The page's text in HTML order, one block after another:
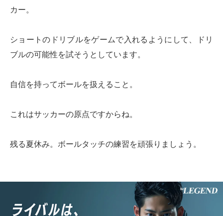
カー。
ショートのドリブルをゲームで入れるようにして、ドリ
ブルの可能性を試そうとしています。
自信を持ってボールを扱えること。
これはサッカーの原点ですからね。
残る夏休み。ボールタッチの練習を頑張りましょう。